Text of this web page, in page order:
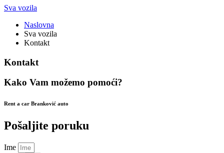
Sva vozila
Naslovna
Sva vozila
Kontakt
Kontakt
Kako Vam možemo pomoći?
Rent a car Branković auto
Pošaljite poruku
Ime